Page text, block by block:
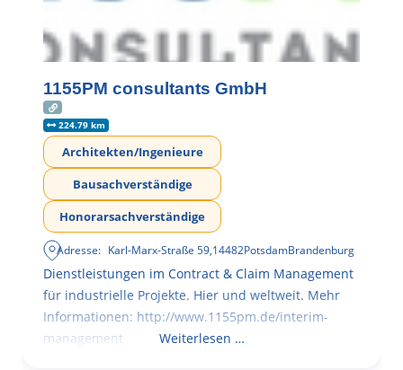
1155PM consultants GmbH
224.79 km
Architekten/Ingenieure
Bausachverständige
Honorarsachverständige
Adresse: Karl-Marx-Straße 59,14482PotsdamBrandenburg
Dienstleistungen im Contract & Claim Management
für industrielle Projekte. Hier und weltweit. Mehr
Informationen: http://www.1155pm.de/interim-
management
Weiterlesen …